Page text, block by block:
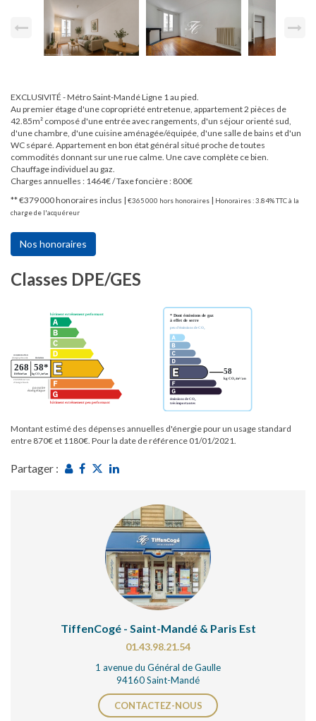
EXCLUSIVITÉ - Métro Saint-Mandé Ligne 1 au pied.
Au premier étage d'une copropriété entretenue, appartement 2 pièces de
42.85m² composé d'une entrée avec rangements, d'un séjour orienté sud,
d'une chambre, d'une cuisine aménagée/équipée, d'une salle de bains et d'un
WC séparé. Appartement en bon état général situé proche de toutes
commodités donnant sur une rue calme. Une cave complète ce bien.
Chauffage individuel au gaz.
Charges annuelles : 1464€ / Taxe foncière : 800€
** €379 000honoraires inclus | €365 000 hors honoraires | Honoraires : 3.84% TTC à la
charge de l'acquéreur
Nos honoraires
Classes DPE/GES
Montant estimé des dépenses annuelles d'énergie pour un usage standard
entre 870€ et 1180€. Pour la date de référence 01/01/2021.
Partager :
TiffenCogé - Saint-Mandé & Paris Est
01.43.98.21.54
1 avenue du Général de Gaulle
94160 Saint-Mandé
CONTACTEZ-NOUS